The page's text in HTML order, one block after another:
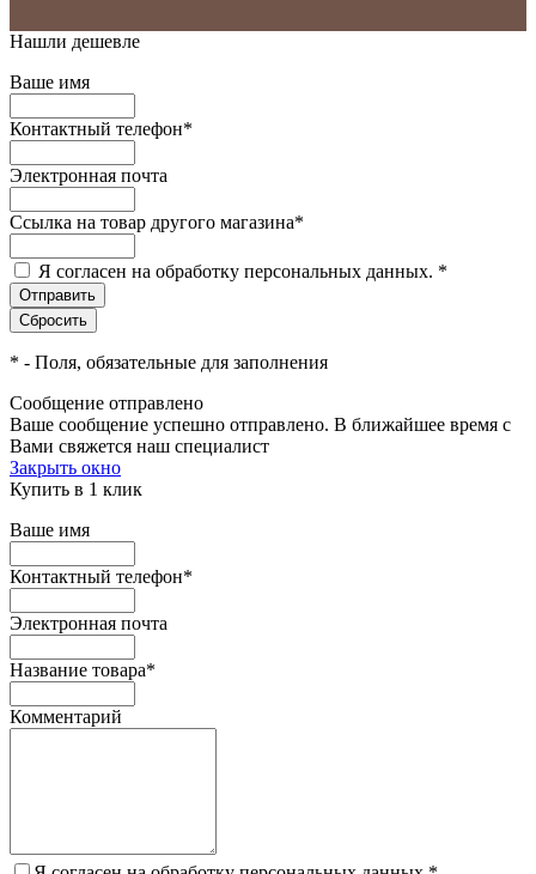
Нашли дешевле
Ваше имя
Контактный телефон*
Электронная почта
Ссылка на товар другого магазина*
Я согласен на обработку персональных данных. *
* - Поля, обязательные для заполнения
Сообщение отправлено
Ваше сообщение успешно отправлено. В ближайшее время с
Вами свяжется наш специалист
Закрыть окно
Купить в 1 клик
Ваше имя
Контактный телефон*
Электронная почта
Название товара*
Комментарий